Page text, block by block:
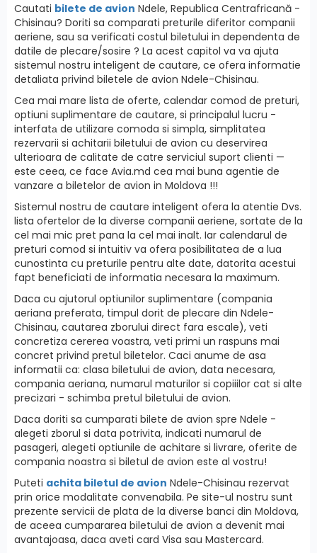
Cautati bilete de avion Ndele, Republica Centrafricană -
Chisinau? Doriti sa comparati preturile diferitor companii
aeriene, sau sa verificati costul biletului in dependenta de
datile de plecare/sosire ? La acest capitol va va ajuta
sistemul nostru inteligent de cautare, ce ofera informatie
detaliata privind biletele de avion Ndele-Chisinau.
Cea mai mare lista de oferte, calendar comod de preturi,
optiuni suplimentare de cautare, si principalul lucru -
interfatа de utilizare comoda si simpla, simplitatea
rezervarii si achitarii biletului de avion cu deservirea
ulterioara de calitate de catre serviciul suport clienti —
este ceea, ce face Avia.md cea mai buna agentie de
vanzare a biletelor de avion in Moldova !!!
Sistemul nostru de cautare inteligent ofera la atentie Dvs.
lista ofertelor de la diverse companii aeriene, sortate de la
cel mai mic pret pana la cel mai inalt. Iar calendarul de
preturi comod si intuitiv va ofera posibilitatea de a lua
cunostinta cu preturile pentru alte date, datorita acestui
fapt beneficiati de informatia necesara la maximum.
Daca cu ajutorul optiunilor suplimentare (compania
aeriana preferata, timpul dorit de plecare din Ndele-
Chisinau, cautarea zborului direct fara escale), veti
concretiza cererea voastra, veti primi un raspuns mai
concret privind pretul biletelor. Caci anume de asa
informatii ca: clasa biletului de avion, data necesara,
compania aeriana, numarul maturilor si copiiilor cat si alte
precizari - schimba pretul biletului de avion.
Daca doriti sa cumparati bilete de avion spre Ndele -
alegeti zborul si data potrivita, indicati numarul de
pasageri, alegeti optiunile de achitare si livrare, oferite de
compania noastra si biletul de avion este al vostru!
Puteti achita biletul de avion Ndele-Chisinau rezervat
prin orice modalitate convenabila. Pe site-ul nostru sunt
prezente servicii de plata de la diverse banci din Moldova,
de aceea cumpararea biletului de avion a devenit mai
avantajoasa, daca aveti card Visa sau Mastercard.